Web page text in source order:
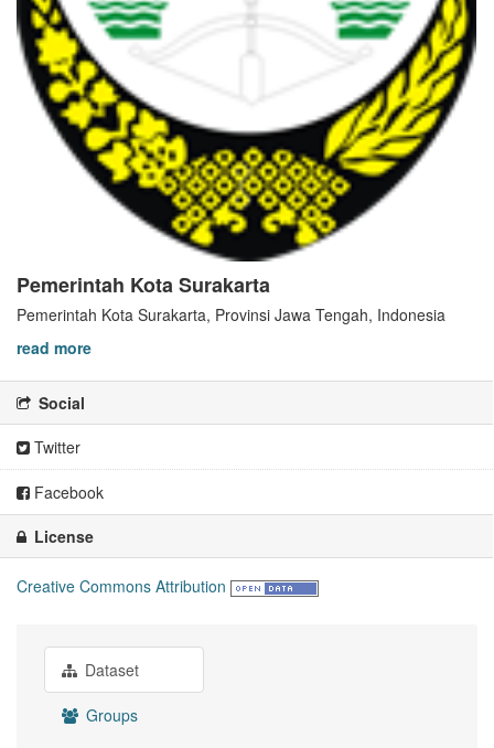
Pemerintah Kota Surakarta
Pemerintah Kota Surakarta, Provinsi Jawa Tengah, Indonesia
read more
Social
Twitter
Facebook
License
Creative Commons Attribution
Dataset
Groups